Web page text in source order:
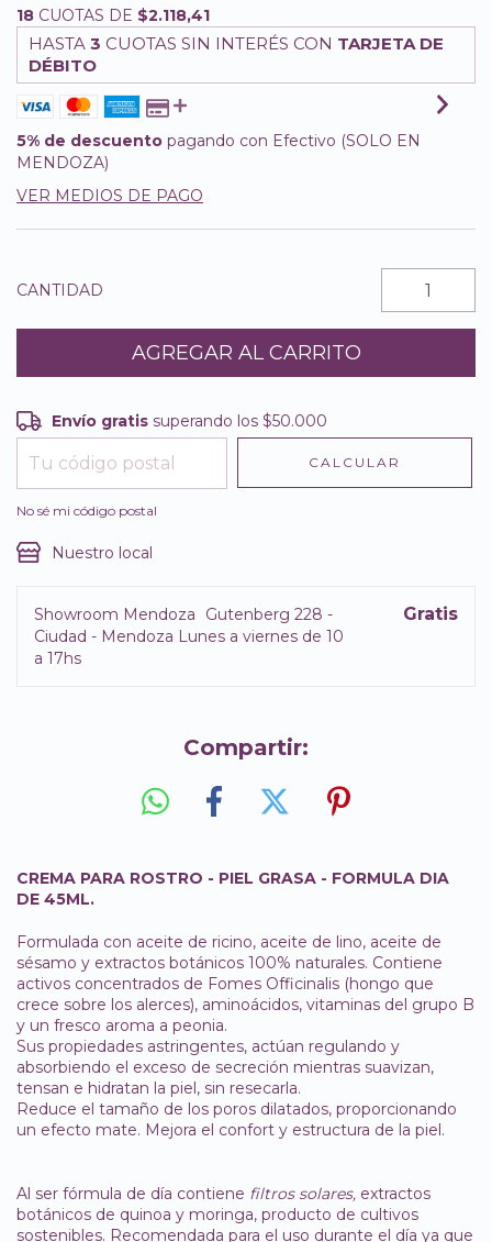
18 CUOTAS DE $2.118,41
HASTA 3 CUOTAS SIN INTERÉS CON TARJETA DE
DÉBITO
5% de descuento pagando con Efectivo (SOLO EN
MENDOZA)
VER MEDIOS DE PAGO
CANTIDAD
Envío gratis $50.000
Entregas para el CP:
Envío gratis superando los$50.000
CALCULAR
No sé mi código postal
Nuestro local
Showroom Mendoza
Gutenberg 228 -
Ciudad - Mendoza Lunes a viernes de 10
a 17hs
Gratis
Compartir:
CREMA PARA ROSTRO - PIEL GRASA - FORMULA DIA
DE 45ML.
Formulada con aceite de ricino, aceite de lino, aceite de
sésamo y extractos botánicos 100% naturales. Contiene
activos concentrados de Fomes Officinalis (hongo que
crece sobre los alerces), aminoácidos, vitaminas del grupo B
y un fresco aroma a peonia.
Sus propiedades astringentes, actúan regulando y
absorbiendo el exceso de secreción mientras suavizan,
tensan e hidratan la piel, sin resecarla.
Reduce el tamaño de los poros dilatados, proporcionando
un efecto mate. Mejora el confort y estructura de la piel.
Al ser fórmula de día contiene filtros solares, extractos
botánicos de quinoa y moringa, producto de cultivos
sostenibles. Recomendada para el uso durante el día ya que